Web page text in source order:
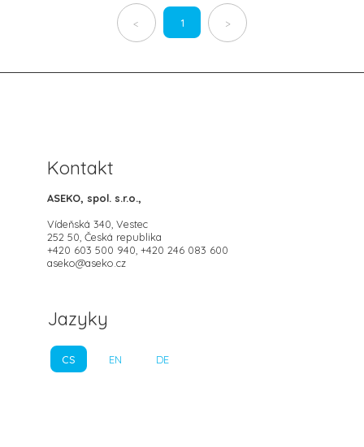
< 1 >
Kontakt
ASEKO, spol. s.r.o.,
Vídeňská 340, Vestec
252 50, Česká republika
+420 603 500 940, +420 246 083 600
aseko@aseko.cz
Jazyky
CS EN DE